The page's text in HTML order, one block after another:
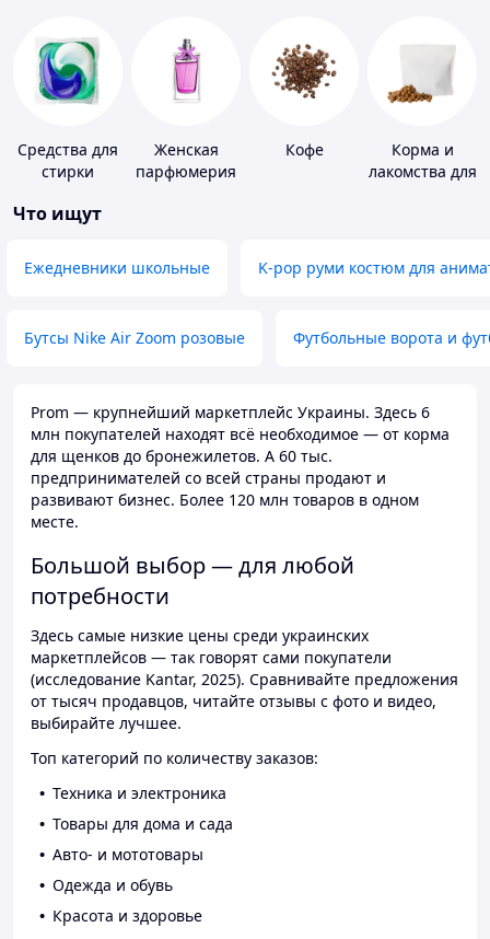
Средства для
стирки
Женская
парфюмерия
Кофе
Корма и
лакомства для
Что ищут
Ежедневники школьные K-pop руми костюм для
Бутсы Nike Air Zoom розовые Футбольные ворота и
Prom — крупнейший маркетплейс Украины. Здесь 6
млн покупателей находят всё необходимое — от корма
для щенков до бронежилетов. А 60 тыс.
предпринимателей со всей страны продают и
развивают бизнес. Более 120 млн товаров в одном
месте.
Большой выбор — для любой
потребности
Здесь самые низкие цены среди украинских
маркетплейсов — так говорят сами покупатели
(исследование Kantar, 2025). Сравнивайте предложения
от тысяч продавцов, читайте отзывы с фото и видео,
выбирайте лучшее.
Топ категорий по количеству заказов:
Техника и электроника
Товары для дома и сада
Авто- и мототовары
Одежда и обувь
Красота и здоровье